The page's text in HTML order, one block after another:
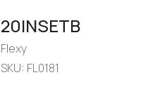
20INSETB
Flexy
SKU: FL0181